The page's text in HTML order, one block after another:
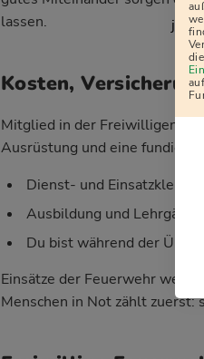
lassen.
Kosten,
Mitglied in der Freiwilligen
Ausrüstung und eine fundierte
Dienst- und
Ausbildung und
Du bist während der
Einsätze der Feuerwehr
Menschen in Not zählt
j